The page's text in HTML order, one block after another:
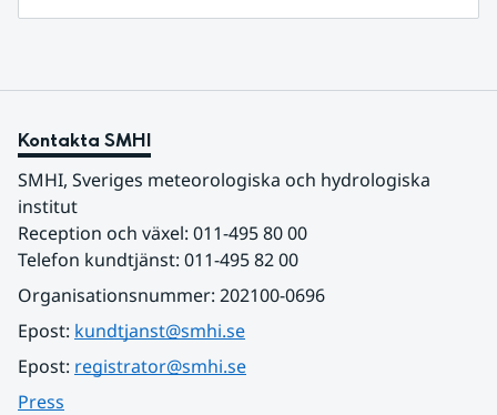
Kontakta SMHI
SMHI, Sveriges meteorologiska och hydrologiska
institut
Reception och växel: 011-495 80 00
Telefon kundtjänst: 011-495 82 00
Organisationsnummer: 202100-0696
Epost: kundtjanst@smhi.se
Epost: registrator@smhi.se
Press